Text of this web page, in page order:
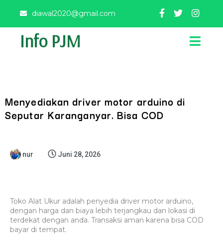
diawal2020@gmail.com
Info PJM
Menyediakan driver motor arduino di
Seputar Karanganyar. Bisa COD
nur Juni 28, 2026
Toko Alat Ukur adalah penyedia driver motor arduino,
dengan harga dan biaya lebih terjangkau dan lokasi di
terdekat dengan anda. Transaksi aman karena bisa COD
bayar di tempat.